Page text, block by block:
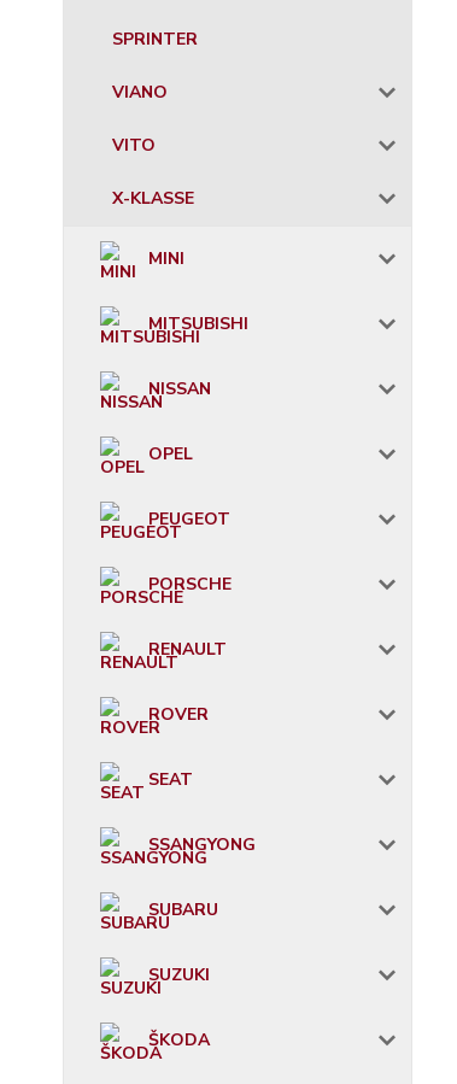
SPRINTER
VIANO
VITO
X-KLASSE
MINI
MITSUBISHI
NISSAN
OPEL
PEUGEOT
PORSCHE
RENAULT
ROVER
SEAT
SSANGYONG
SUBARU
SUZUKI
ŠKODA